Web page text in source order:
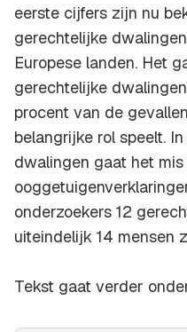
eerste cijfers zijn nu
gerechtelijke
Europese landen. Het
gerechtelijke
procent van de
belangrijke rol speelt.
dwalingen gaat het mis
onderzoekers 12
uiteindelijk 14 mensen
Tekst gaat verder